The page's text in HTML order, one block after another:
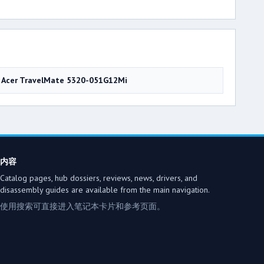
Acer TravelMate 5320-051G12Mi
内容
Catalog pages, hub dossiers, reviews, news, drivers, and
disassembly guides are available from the main navigation.
使用搜索可直接进入笔记本卡片和参考页面。